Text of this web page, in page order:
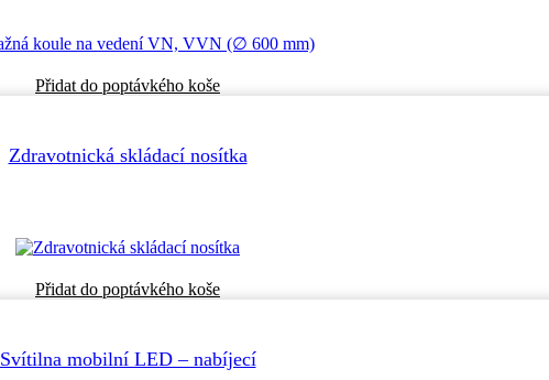
Přidat do poptávkého koše
Zdravotnická skládací nosítka
Přidat do poptávkého koše
Svítilna mobilní LED – nabíjecí